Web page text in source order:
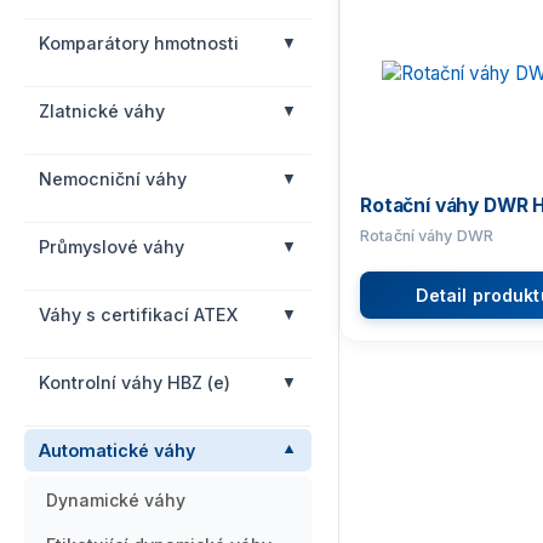
Komparátory hmotnosti
Zlatnické váhy
Nemocniční váhy
Průmyslové váhy
Váhy s certifikací ATEX
Kontrolní váhy HBZ (e)
Automatické váhy
Dynamické váhy
Rotační váhy DWR
Rotační váhy DWR
Detail